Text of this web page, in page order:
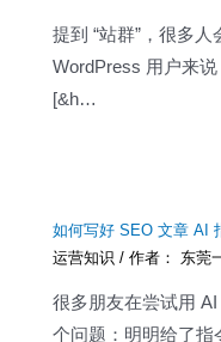
提到 “站群”，很多
WordPress 用户来
[&h…
如何写好 SEO 文章 AI
运营知识 / 作者： 东莞
很多朋友在尝试用
个问题：明明给了指